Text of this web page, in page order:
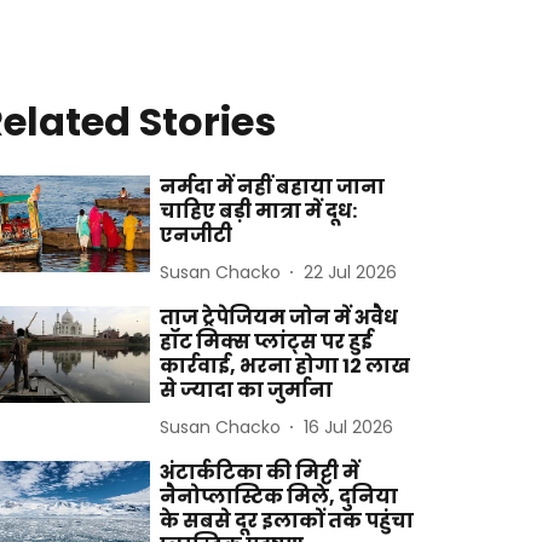
Stories
नर्मदा में नहीं बहाया जाना
चाहिए बड़ी मात्रा में दूध:
एनजीटी
Susan Chacko 22 Jul 2026
ताज ट्रेपेजियम जोन में अवैध
हॉट मिक्स प्लांट्स पर हुई
कार्रवाई, भरना होगा 12 लाख
से ज्यादा का जुर्माना
Susan Chacko 16 Jul 2026
अंटार्कटिका की मिट्टी में
नैनोप्लास्टिक मिले, दुनिया
के सबसे दूर इलाकों तक पहुंचा